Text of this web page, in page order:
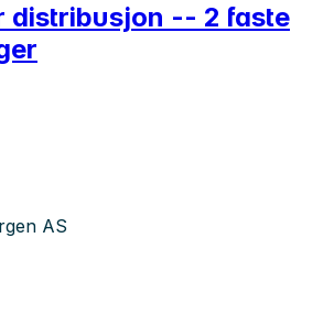
distribusjon -- 2 faste
AS